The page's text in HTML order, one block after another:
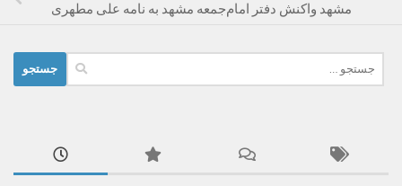
مشهد واکنش دفتر امام‌جمعه مشهد به نامه علی مطهری
برای: